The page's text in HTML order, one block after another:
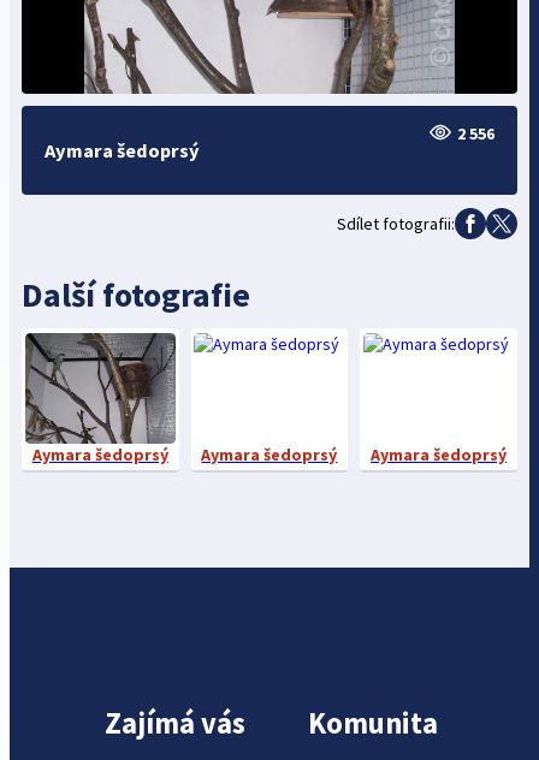
Aymara šedoprsý
2 556
Sdílet fotografii:
Další fotografie
Aymara šedoprsý Aymara šedoprsý Aymara šedoprsý
Zajímá vás Komunita